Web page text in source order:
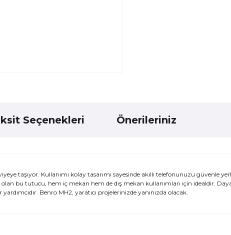
Seçenekleri Önerileriniz
taşıyor. Kullanımı kolay tasarımı sayesinde akıllı telefonunuzu güvenle
bu tutucu, hem iç mekan hem de dış mekan kullanımları için idealdir.
Benro MH2, yaratıcı projelerinizde yanınızda olacak.